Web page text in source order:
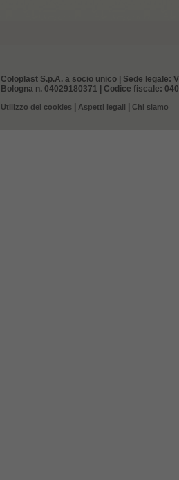
Coloplast S.p.A. a socio unico | Sede legale:
Bologna n. 04029180371 | Codice fiscale:
Utilizzo dei cookies Aspetti legali Chi siamo